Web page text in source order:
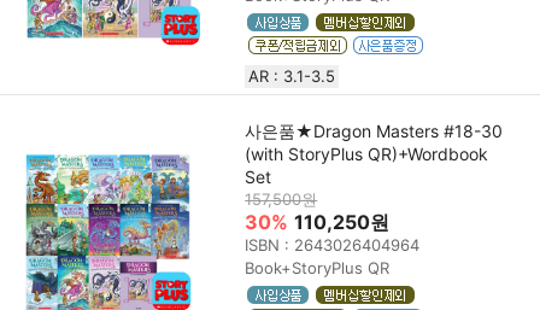
AR : 3.1-3.5
사은품★Dragon Masters #18-30
(with StoryPlus QR)+Wordbook
Set
157,500원
30% 110,250원
ISBN : 2643026404964
Book+StoryPlus QR